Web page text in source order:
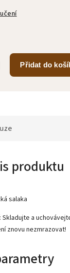
Přidat do
produktu
salaka
: Skladujte a
znovu nezmrazovat!